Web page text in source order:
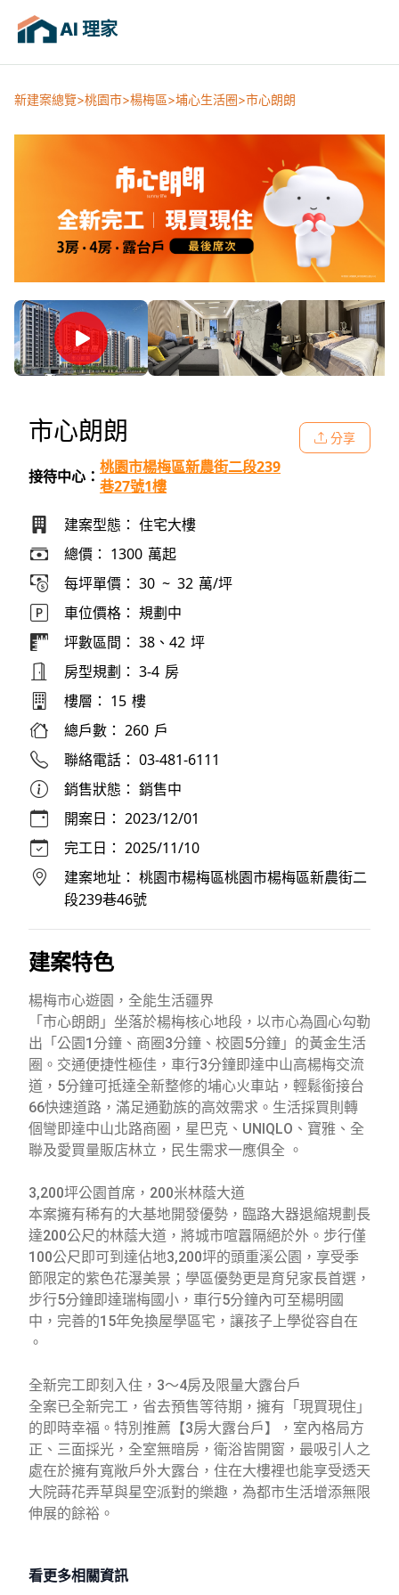
AI 理家
新建案總覽 桃園市 楊梅區 埔心生活圈 市心朗朗
市心朗朗
接待中心： 桃園市楊梅區新農街二段239
巷27號1樓
分享
建案型態： 住宅大樓
總價： 1300 萬起
每坪單價： 30 ~ 32 萬/坪
車位價格： 規劃中
坪數區間： 38、42 坪
房型規劃： 3-4 房
樓層： 15 樓
總戶數： 260 戶
聯絡電話： 03-481-6111
銷售狀態： 銷售中
開案日： 2023/12/01
完工日： 2025/11/10
建案地址： 桃園市楊梅區桃園市楊梅區新農街二
段239巷46號
建案特色
楊梅市心遊園，全能生活疆界
「市心朗朗」坐落於楊梅核心地段，以市心為圓心勾勒
出「公園1分鐘、商圈3分鐘、校園5分鐘」的黃金生活
圈。交通便捷性極佳，車行3分鐘即達中山高楊梅交流
道，5分鐘可抵達全新整修的埔心火車站，輕鬆銜接台
66快速道路，滿足通勤族的高效需求。生活採買則轉
個彎即達中山北路商圈，星巴克、UNIQLO、寶雅、全
聯及愛買量販店林立，民生需求一應俱全 。
3,200坪公園首席，200米林蔭大道
本案擁有稀有的大基地開發優勢，臨路大器退縮規劃長
達200公尺的林蔭大道，將城市喧囂隔絕於外。步行僅
100公尺即可到達佔地3,200坪的頭重溪公園，享受季
節限定的紫色花瀑美景；學區優勢更是育兒家長首選，
步行5分鐘即達瑞梅國小，車行5分鐘內可至楊明國
中，完善的15年免換屋學區宅，讓孩子上學從容自在
。
全新完工即刻入住，3～4房及限量大露台戶
全案已全新完工，省去預售等待期，擁有「現買現住」
的即時幸福。特別推薦【3房大露台戶】，室內格局方
正、三面採光，全室無暗房，衛浴皆開窗，最吸引人之
處在於擁有寬敞戶外大露台，住在大樓裡也能享受透天
大院蒔花弄草與星空派對的樂趣，為都市生活增添無限
伸展的餘裕。
看更多相關資訊